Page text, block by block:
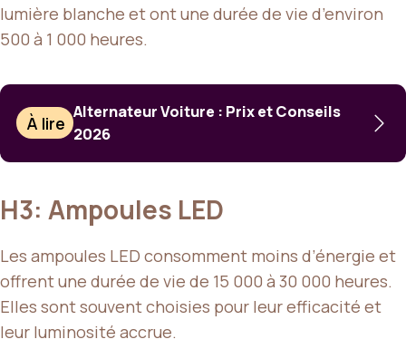
lumière blanche et ont une durée de vie d’environ
500 à 1 000 heures.
À lire
Alternateur Voiture : Prix et Conseils
2026
H3: Ampoules LED
Les ampoules LED consomment moins d’énergie et
offrent une durée de vie de 15 000 à 30 000 heures.
Elles sont souvent choisies pour leur efficacité et
leur luminosité accrue.